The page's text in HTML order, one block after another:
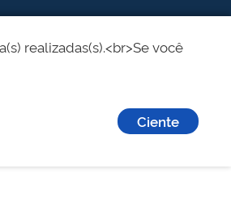
realizadas(s).<br>Se você
Ciente